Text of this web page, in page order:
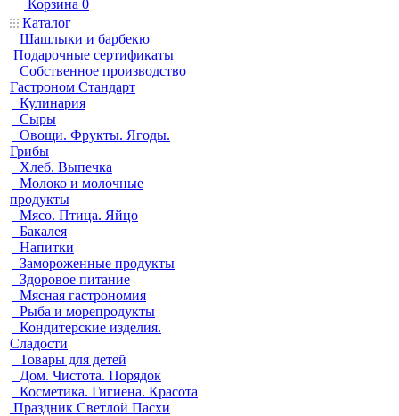
Корзина 0
Каталог
Шашлыки и барбекю
Подарочные сертификаты
Собственное производство
Гастроном Стандарт
Кулинария
Сыры
Овощи. Фрукты. Ягоды.
Грибы
Хлеб. Выпечка
Молоко и молочные
продукты
Мясо. Птица. Яйцо
Бакалея
Напитки
Замороженные продукты
Здоровое питание
Мясная гастрономия
Рыба и морепродукты
Кондитерские изделия.
Сладости
Товары для детей
Дом. Чистота. Порядок
Косметика. Гигиена. Красота
Праздник Светлой Пасхи